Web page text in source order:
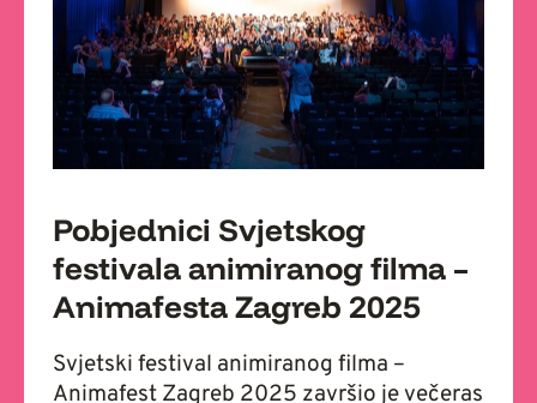
Pobjednici Svjetskog
festivala animiranog filma –
Animafesta Zagreb 2025
Svjetski festival animiranog filma –
Animafest Zagreb 2025 završio je večeras